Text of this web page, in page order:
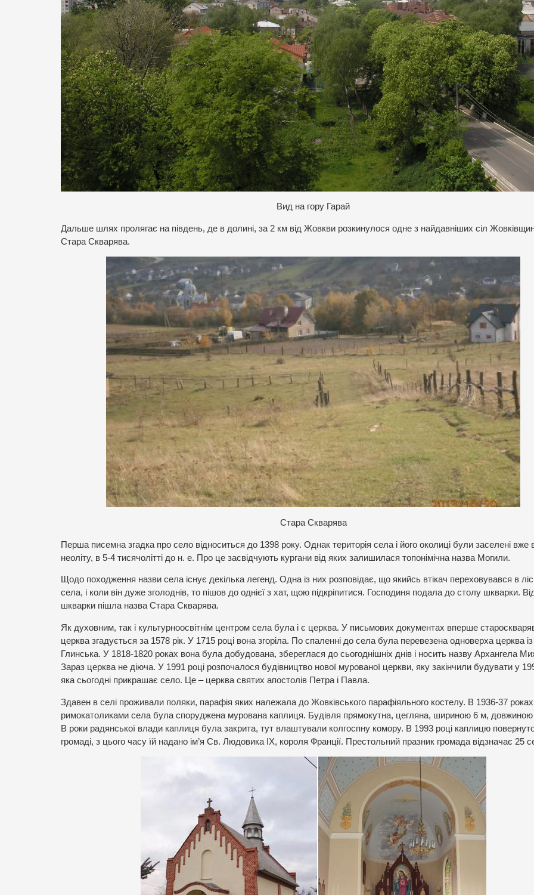
Вид на гору Гарай
Дальше шлях пролягає на південь, де в долині, за 2 км від Жовкви розкинулося одне з найдавніших сіл
Стара Скварява.
Стара Скварява
Перша писемна згадка про село відноситься до 1398 року. Однак територія села і його околиці були заселені вже
неоліту, в 5-4 тисячолітті до н. е. Про це засвідчують кургани від яких залишилася топонімічна назва Могили.
Щодо походження назви села існує декілька легенд. Одна із них розповідає, що якийсь втікач переховувався в
села, і коли він дуже зголоднів, то пішов до однієї з хат, щою підкріпитися. Господиня подала до столу шкварки.
шкварки пішла назва Стара Скварява.
Як духовним, так і культурноосвітнім центром села була і є церква. У письмових документах вперше
церква згадується за 1578 рік. У 1715 році вона згоріла. По спаленні до села була перевезена одноверха церква із
Глинська. У 1818-1820 роках вона була добудована, збереглася до сьогоднішніх днів і носить назву Архангела
Зараз церква не діюча. У 1991 році розпочалося будівництво нової мурованої церкви, яку закінчили будувати у
яка сьогодні прикрашає село. Це – церква святих апостолів Петра і Павла.
Здавен в селі проживали поляки, парафія яких належала до Жовківського парафіяльного костелу. В 1936-37 роках
римокатоликами села була споруджена мурована каплиця. Будівля прямокутна, цегляна, шириною 6 м,
В роки радянської влади каплиця була закрита, тут влаштували колгоспну комору. В 1993 році каплицю
громаді, з цього часу їй надано ім’я Св. Людовика IX, короля Франції. Престольний празник громада відзначає 25